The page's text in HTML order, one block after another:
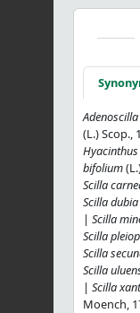
(L.) Scop.,
bifolium
Scilla
Scilla dubia
| Scilla
Scilla
Scilla
Scilla
| Scilla
Moench,